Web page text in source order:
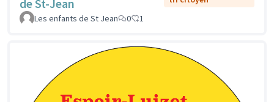
de St-Jean
Les enfants de St Jean
0 1